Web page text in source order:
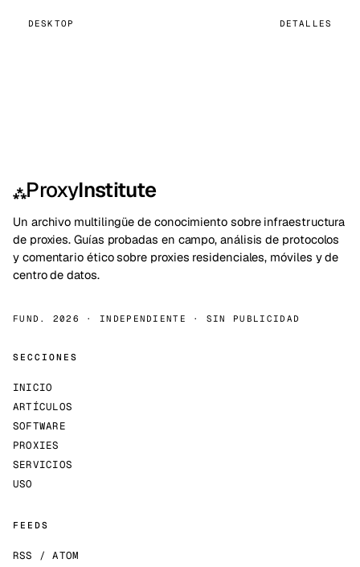
DESKTOP DETALLES
⁂ProxyInstitute
Un archivo multilingüe de conocimiento sobre infraestructura
de proxies. Guías probadas en campo, análisis de protocolos
y comentario ético sobre proxies residenciales, móviles y de
centro de datos.
FUND. 2026 · INDEPENDIENTE · SIN PUBLICIDAD
SECCIONES
INICIO
ARTÍCULOS
SOFTWARE
PROXIES
SERVICIOS
USO
FEEDS
RSS / ATOM